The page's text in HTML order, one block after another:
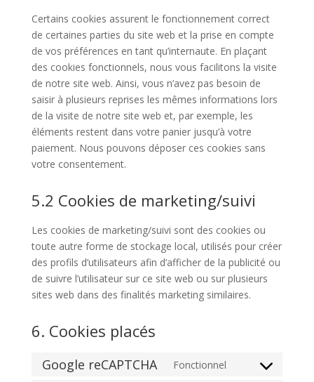
Certains cookies assurent le fonctionnement correct
de certaines parties du site web et la prise en compte
de vos préférences en tant qu’internaute. En plaçant
des cookies fonctionnels, nous vous facilitons la visite
de notre site web. Ainsi, vous n’avez pas besoin de
saisir à plusieurs reprises les mêmes informations lors
de la visite de notre site web et, par exemple, les
éléments restent dans votre panier jusqu’à votre
paiement. Nous pouvons déposer ces cookies sans
votre consentement.
5.2 Cookies de marketing/suivi
Les cookies de marketing/suivi sont des cookies ou
toute autre forme de stockage local, utilisés pour créer
des profils d’utilisateurs afin d’afficher de la publicité ou
de suivre l’utilisateur sur ce site web ou sur plusieurs
sites web dans des finalités marketing similaires.
6. Cookies placés
Google reCAPTCHA Fonctionnel
Consent